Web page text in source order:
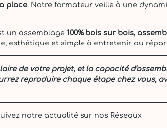
place. Notre formateur veille à une
un assemblage 100% bois sur bois,
esthétique et simple à entretenir ou
de votre projet, et la capacité
reproduire chaque étape chez vous,
notre actualité sur nos Réseaux